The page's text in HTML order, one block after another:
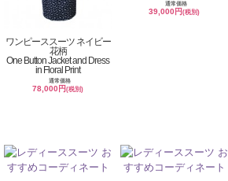
ワンピーススーツ ネイビー
花柄
One Button Jacket and Dress
in Floral Print
通常価格
78,000円(税別)
通常価格
39,000円(税別)